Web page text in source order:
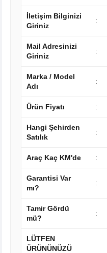
Ekipmanları
İletişim Bilginizi
Giriniz
:
Mail Adresinizi
Giriniz
:
Marka / Model
Adı
:
Ürün Fiyatı :
Hangi Şehirden
Satılık
:
Araç Kaç KM'de :
Garantisi Var
mı?
:
Tamir Gördü
mü?
:
LÜTFEN
ÜRÜNÜNÜZÜ